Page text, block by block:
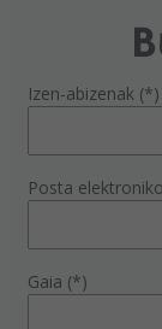
Izen-abizenak (*)
Posta
Gaia (*)